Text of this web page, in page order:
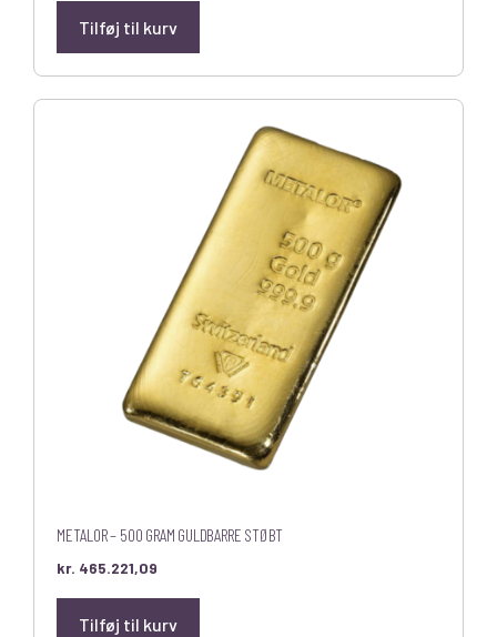
Tilføj til kurv
METALOR – 500 GRAM GULDBARRE STØBT
kr. 465.221,09
Tilføj til kurv